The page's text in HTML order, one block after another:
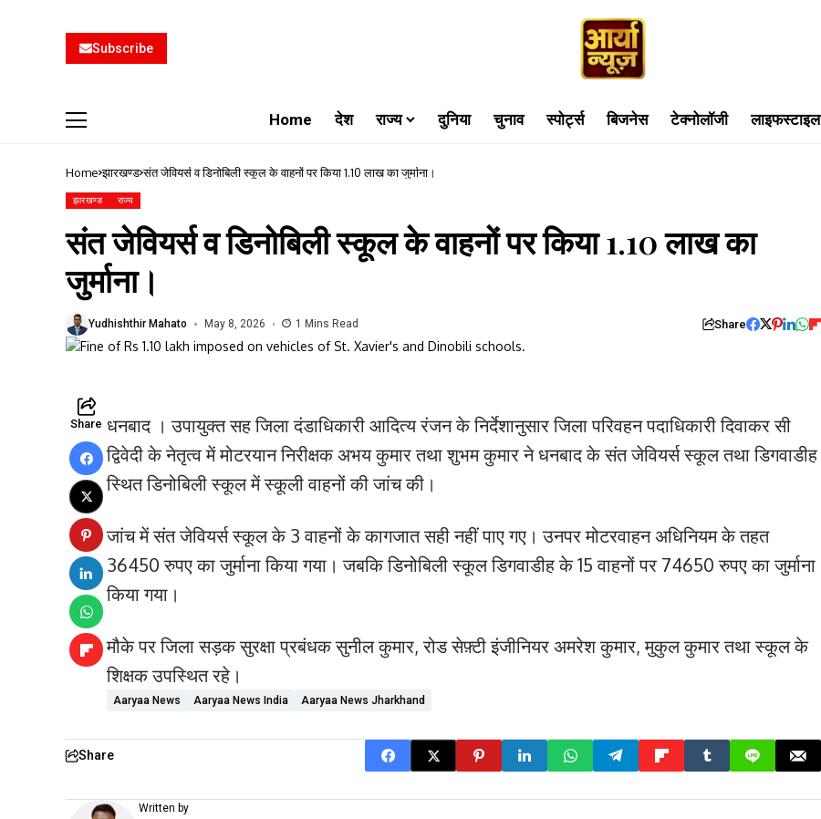
Subscribe
Home देश राज्य दुनिया चुनाव स्पोर्ट्स बिजनेस टेक्नोलॉजी लाइफस्टाइल
Home झारखण्ड संत जेवियर्स व डिनोबिली स्कूल के वाहनों पर किया 1.10 लाख का जुर्माना।
झारखण्ड राज्य
संत जेवियर्स व डिनोबिली स्कूल के वाहनों पर किया 1.10 लाख का
जुर्माना।
Yudhishthir Mahato May 8, 2026 1 Mins Read Share
Share धनबाद । उपायुक्त सह जिला दंडाधिकारी आदित्य रंजन के निर्देशानुसार जिला परिवहन पदाधिकारी दिवाकर सी
द्विवेदी के नेतृत्व में मोटरयान निरीक्षक अभय कुमार तथा शुभम कुमार ने धनबाद के संत जेवियर्स स्कूल तथा डिगवाडीह
स्थित डिनोबिली स्कूल में स्कूली वाहनों की जांच की।
जांच में संत जेवियर्स स्कूल के 3 वाहनों के कागजात सही नहीं पाए गए। उनपर मोटरवाहन अधिनियम के तहत
36450 रुपए का जुर्माना किया गया। जबकि डिनोबिली स्कूल डिगवाडीह के 15 वाहनों पर 74650 रुपए का जुर्माना
किया गया।
मौके पर जिला सड़क सुरक्षा प्रबंधक सुनील कुमार, रोड सेफ़्टी इंजीनियर अमरेश कुमार, मुकुल कुमार तथा स्कूल के
शिक्षक उपस्थित रहे।
Aaryaa News Aaryaa News India Aaryaa News Jharkhand
Share
Written by